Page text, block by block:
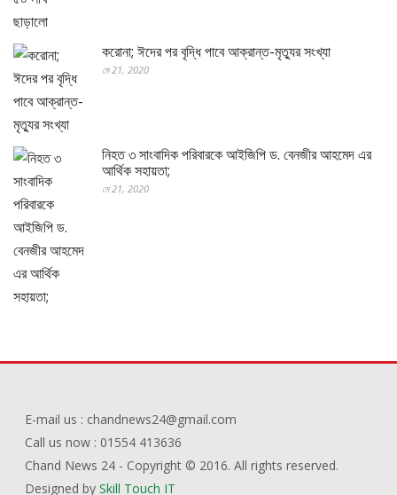
করোনা; ঈদের পর বৃদ্ধি পাবে আক্রান্ত-মৃত্যুর সংখ্যা
মে 21, 2020
নিহত ৩ সাংবাদিক পরিবারকে আইজিপি ড. বেনজীর আহমেদ এর
আর্থিক সহায়তা;
মে 21, 2020
E-mail us : chandnews24@gmail.com
Call us now : 01554 413636
Chand News 24 - Copyright © 2016. All rights reserved.
Designed bySkill Touch IT